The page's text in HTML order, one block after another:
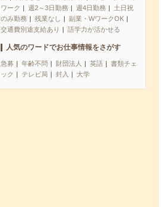
ワーク
週2～3日勤務 週4日勤務
土日祝
のみ勤務
残業なし
副業・WワークOK
交通費別途支給あり
語学力が活かせる
人気のワードでお仕事情報をさがす
急募 年齢不問 財団法人 英語
書類チェ
ック
テレビ局 封入 大学